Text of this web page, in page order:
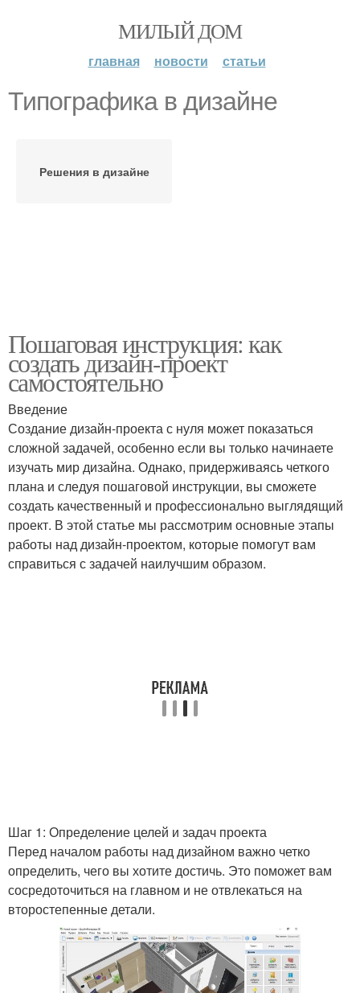
МИЛЫЙ ДОМ
главная новости статьи
Типографика в дизайне
Решения в дизайне
Пошаговая инструкция: как
создать дизайн-проект
самостоятельно
Введение
Создание дизайн-проекта с нуля может показаться
сложной задачей, особенно если вы только начинаете
изучать мир дизайна. Однако, придерживаясь четкого
плана и следуя пошаговой инструкции, вы сможете
создать качественный и профессионально выглядящий
проект. В этой статье мы рассмотрим основные этапы
работы над дизайн-проектом, которые помогут вам
справиться с задачей наилучшим образом.
Шаг 1: Определение целей и задач проекта
Перед началом работы над дизайном важно четко
определить, чего вы хотите достичь. Это поможет вам
сосредоточиться на главном и не отвлекаться на
второстепенные детали.